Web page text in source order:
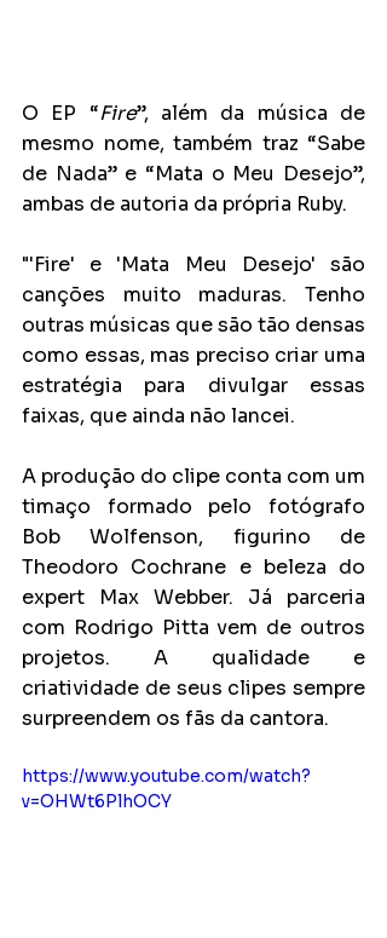
O EP “Fire”, além da música de
mesmo nome, também traz “Sabe
de Nada” e “Mata o Meu Desejo”,
ambas de autoria da própria Ruby.
"'Fire' e 'Mata Meu Desejo' são
canções muito maduras. Tenho
outras músicas que são tão densas
como essas, mas preciso criar uma
estratégia para divulgar essas
faixas, que ainda não lancei.
A produção do clipe conta com um
timaço formado pelo fotógrafo
Bob Wolfenson, figurino de
Theodoro Cochrane e beleza do
expert Max Webber. Já parceria
com Rodrigo Pitta vem de outros
projetos. A qualidade e
criatividade de seus clipes sempre
surpreendem os fãs da cantora.
https://www.youtube.com/watch?
v=OHWt6PlhOCY